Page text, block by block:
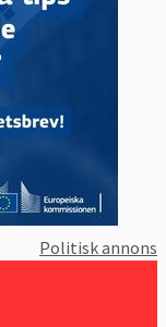
Politisk annons